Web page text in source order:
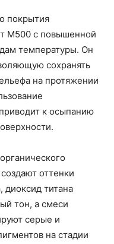
покрытия
М500 с повышенной
температуры. Он
сохранять
на протяжении
к осыпанию
оттенки
диоксид титана
тон, а смеси
серые и
на стадии